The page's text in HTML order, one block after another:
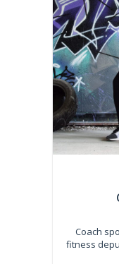
Coach
fitness